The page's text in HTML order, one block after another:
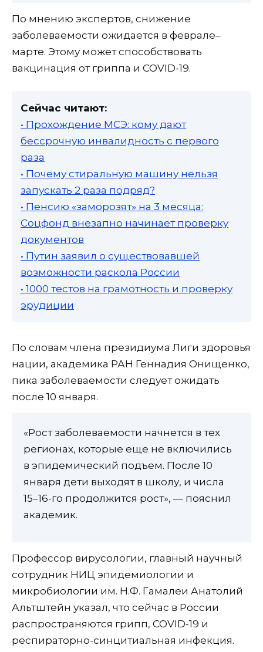
По мнению экспертов, снижение
заболеваемости ожидается в феврале–
марте. Этому может способствовать
вакцинация от гриппа и COVID-19.
Сейчас читают:
• Прохождение МСЭ: кому дают
бессрочную инвалидность с первого
раза
• Почему стиральную машину нельзя
запускать 2 раза подряд?
• Пенсию «заморозят» на 3 месяца:
Соцфонд внезапно начинает проверку
документов
• Путин заявил о существовавшей
возможности раскола России
• 1000 тестов на грамотность и проверку
эрудиции
По словам члена президиума Лиги здоровья
нации, академика РАН Геннадия Онищенко,
пика заболеваемости следует ожидать
после 10 января.
«Рост заболеваемости начнется в тех
регионах, которые еще не включились
в эпидемический подъем. После 10
января дети выходят в школу, и числа
15–16-го продолжится рост», — пояснил
академик.
Профессор вирусологии, главный научный
сотрудник НИЦ эпидемиологии и
микробиологии им. Н.Ф. Гамалеи Анатолий
Альтштейн указал, что сейчас в России
распространяются грипп, COVID-19 и
респираторно-синцитиальная инфекция.